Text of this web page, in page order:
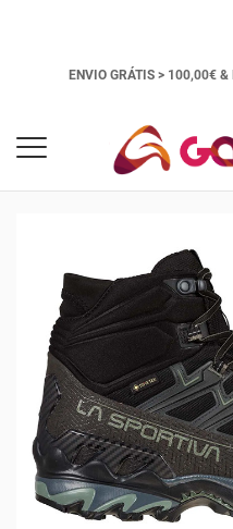
ENVIO GRÁTIS > 100,00€ &